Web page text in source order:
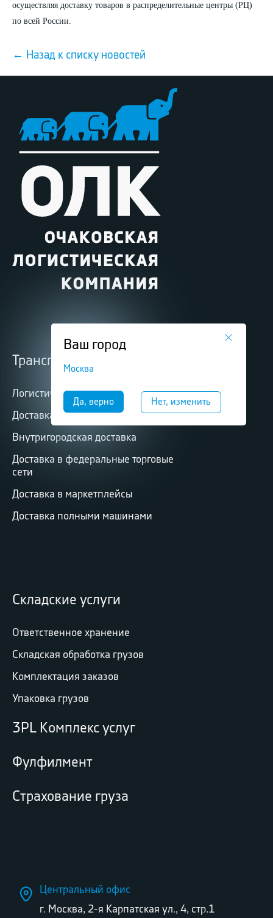
осуществляя доставку товаров в распределительные центры (РЦ)
по всей России.
← Назад к списку новостей
Транспортные услуги
Логистические услуги
Доставка в города
Внутригородская доставка
Доставка в федеральные торговые
сети
Доставка в маркетплейсы
Доставка полными машинами
Складские услуги
Ответственное хранение
Складская обработка грузов
Комплектация заказов
Упаковка грузов
3PL Комплекс услуг
Фулфилмент
Страхование груза
Центральный офис
г. Москва, 2-я Карпатская ул., 4, стр.1
Ваш город
Москва